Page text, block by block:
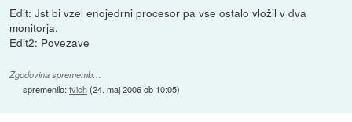
Edit: Jst bi vzel enojedrni procesor pa vse ostalo vložil v dva
monitorja.
Edit2: Povezave
Zgodovina sprememb…
spremenilo:tvich(24. maj 2006 ob 10:05)